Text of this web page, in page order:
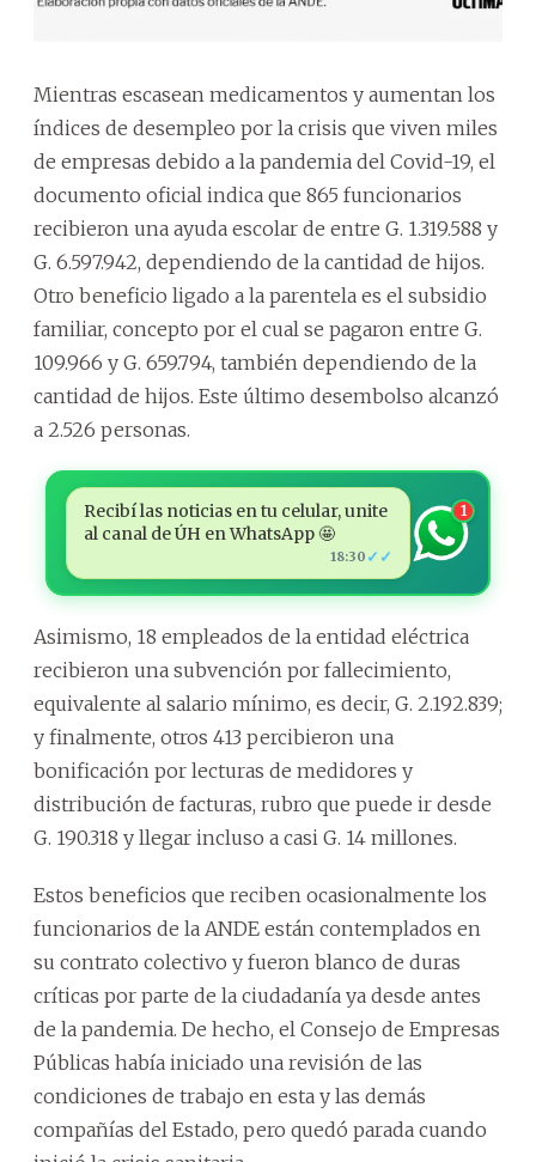
Mientras escasean medicamentos y aumentan los
índices de desempleo por la crisis que viven miles
de empresas debido a la pandemia del Covid-19, el
documento oficial indica que 865 funcionarios
recibieron una ayuda escolar de entre G. 1.319.588 y
G. 6.597.942, dependiendo de la cantidad de hijos.
Otro beneficio ligado a la parentela es el subsidio
familiar, concepto por el cual se pagaron entre G.
109.966 y G. 659.794, también dependiendo de la
cantidad de hijos. Este último desembolso alcanzó
a 2.526 personas.
Recibí las noticias en tu celular, unite
al canal de ÚH en WhatsApp 🤩
18:30 ✓✓
1
Asimismo, 18 empleados de la entidad eléctrica
recibieron una subvención por fallecimiento,
equivalente al salario mínimo, es decir, G. 2.192.839;
y finalmente, otros 413 percibieron una
bonificación por lecturas de medidores y
distribución de facturas, rubro que puede ir desde
G. 190.318 y llegar incluso a casi G. 14 millones.
Estos beneficios que reciben ocasionalmente los
funcionarios de la ANDE están contemplados en
su contrato colectivo y fueron blanco de duras
críticas por parte de la ciudadanía ya desde antes
de la pandemia. De hecho, el Consejo de Empresas
Públicas había iniciado una revisión de las
condiciones de trabajo en esta y las demás
compañías del Estado, pero quedó parada cuando